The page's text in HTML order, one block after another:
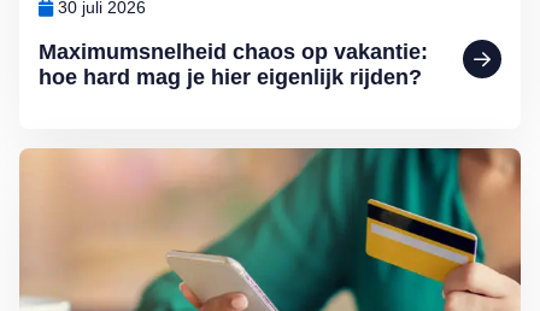
Maximumsnelheid chaos op vakantie:
hoe hard mag je hier eigenlijk rijden?
30 juli 2026
Lees meer over Help, de bank-app werkt niet meer